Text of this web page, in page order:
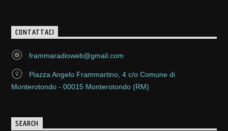
CONTATTACI
frammaradioweb@gmail.com
Piazza Angelo Frammartino, 4 c/o Comune di
Monterotondo - 00015 Monterotondo (RM)
SEARCH